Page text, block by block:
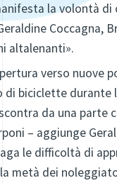
la volontà
Coccagna,
altalenanti».
verso nuove
biciclette durante
da una parte
– aggiunge
le difficoltà di
metà dei